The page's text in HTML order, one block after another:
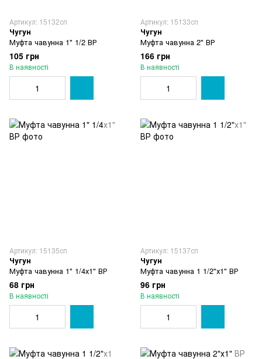
Артикул: 15132сп
Чугун
Муфта чавунна 1" 1/2 ВР
105 грн
В наявності
Артикул: 15133сп
Чугун
Муфта чавунна 2" ВР
166 грн
В наявності
Артикул: 15135сп
Чугун
Муфта чавунна 1" 1/4х1" ВР
68 грн
В наявності
Артикул: 15137сп
Чугун
Муфта чавунна 1 1/2"х1" ВР
96 грн
В наявності